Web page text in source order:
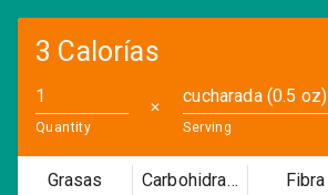
3 Calorías
Quantity
✕
cucharada (0.5 oz)
Serving
Grasas Carbohidratos Fibra